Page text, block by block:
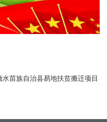
苗族自治县易地扶贫搬迁项目